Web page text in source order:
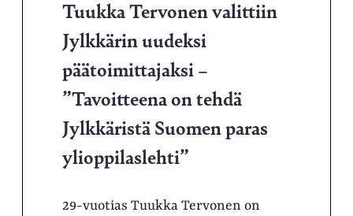
Tuukka Tervonen valittiin
Jylkkärin uudeksi
päätoimittajaksi –
”Tavoitteena on tehdä
Jylkkäristä Suomen paras
ylioppilaslehti”
29-vuotias Tuukka Tervonen on